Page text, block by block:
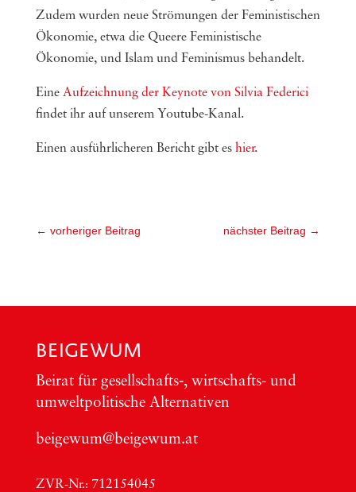
Zudem wurden neue Strömungen der Feministischen
Ökonomie, etwa die Queere Feministische
Ökonomie, und Islam und Feminismus behandelt.
Eine Aufzeichnung der Keynote von Silvia Federici
findet ihr auf unserem Youtube-Kanal.
Einen ausführlicheren Bericht gibt es hier.
← vorheriger Beitrag nächster Beitrag →
BEIGEWUM
Bei­rat für gesellschafts‑, wirt­schafts- und
umwelt­po­li­ti­sche Alter­na­ti­ven
beigewum@beigewum.at
ZVR-Nr.: 712154045